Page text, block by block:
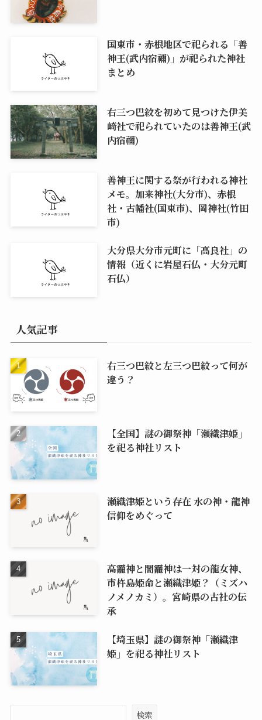
国東市・赤根地区で祀られる「善
神王(武内宿禰)」が祀られた神社
まとめ
右三つ巴紋を初めて見つけた伊美
崎社で祀られていたのは善神王(武
内宿禰)
善神王に関する祭が行われる神社
メモ。加来神社(大分市)、赤根
社・古幡社(国東市)、岡神社(竹田
市)
大分県大分市元町に「高良社」の
情報（近くに岩屋石仏・大分元町
石仏）
人気記事
右三つ巴紋と左三つ巴紋って何が
違う？
【全国】謎の御祭神「瀬織津姫」
を祀る神社リスト
瀬織津姫という存在 水の神・龍神
信仰をめぐって
高龗神と闇龗神は一対の龍女神、
市杵島姫命と瀬織津姫？（ミズハ
ノメノカミ）。宮崎県の古社の伝
承
【埼玉県】謎の御祭神「瀬織津
姫」を祀る神社リスト
検索